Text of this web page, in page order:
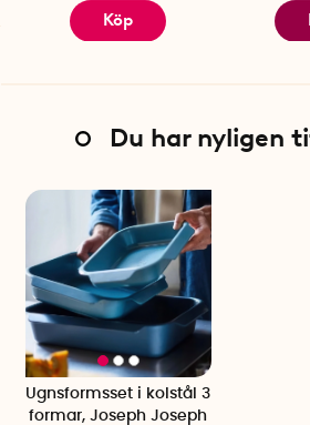
Köp
Du har nyligen
Ugnsformsset i kolstål 3
formar, Joseph Joseph